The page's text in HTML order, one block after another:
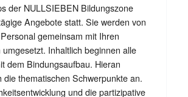
der NULLSIEBEN Bildungszone
Angebote statt. Sie werden von
gemeinsam mit Ihren
Inhaltlich beginnen alle
dem Bindungsaufbau. Hieran
die thematischen Schwerpunkte an.
und die partizipative